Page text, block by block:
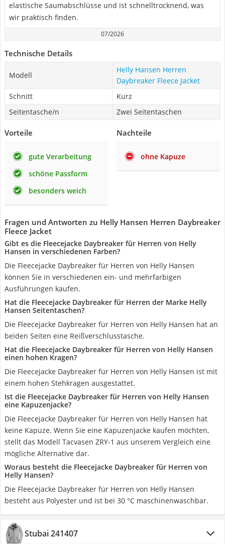
elastische Saumabschlüsse und ist schnelltrocknend, was
wir praktisch finden.
07/2026
Technische Details
Modell
Helly Hansen Herren
Daybreaker Fleece Jacket
Schnitt
Kurz
Seitentasche/n
Zwei Seitentaschen
Vorteile
gute Verarbeitung
schöne Passform
besonders weich
Nachteile
ohne Kapuze
Fragen und Antworten zu Helly Hansen Herren Daybreaker
Fleece Jacket
Gibt es die Fleecejacke Daybreaker für Herren von Helly
Hansen in verschiedenen Farben?
Die Fleecejacke Daybreaker für Herren von Helly Hansen
können Sie in verschiedenen ein- und mehrfarbigen
Ausführungen kaufen.
Hat die Fleecejacke Daybreaker für Herren der Marke Helly
Hansen Seitentaschen?
Die Fleecejacke Daybreaker für Herren von Helly Hansen hat an
beiden Seiten eine Reißverschlusstasche.
Hat die Fleecejacke Daybreaker für Herren von Helly Hansen
einen hohen Kragen?
Die Fleecejacke Daybreaker für Herren von Helly Hansen ist mit
einem hohen Stehkragen ausgestattet.
Ist die Fleecejacke Daybreaker für Herren von Helly Hansen
eine Kapuzenjacke?
Die Fleecejacke Daybreaker für Herren von Helly Hansen hat
keine Kapuze. Wenn Sie eine Kapuzenjacke kaufen möchten,
stellt das Modell Tacvasen ZRY-1 aus unserem Vergleich eine
mögliche Alternative dar.
Woraus besteht die Fleecejacke Daybreaker für Herren von
Helly Hansen?
Die Fleecejacke Daybreaker für Herren von Helly Hansen
besteht aus Polyester und ist bei 30 °C maschinenwaschbar.
Stubai 241407